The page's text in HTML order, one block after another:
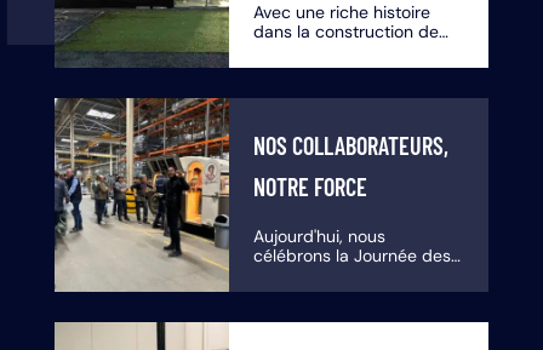
Avec une riche histoire
dans la construction de
métaux, Limeparts-
NOS COLLABORATEURS,
NOTRE FORCE
Aujourd'hui, nous
célébrons la Journée des
spéciale est dédiée à la